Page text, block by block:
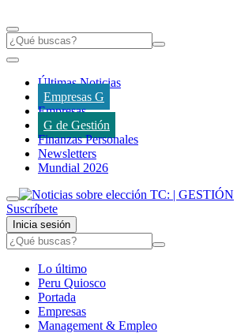
Últimas Noticias
Empresas G
Empresas
G de Gestión
Finanzas Personales
Newsletters
Mundial 2026
Suscríbete
Inicia sesión
Lo último
Peru Quiosco
Portada
Empresas
Management & Empleo